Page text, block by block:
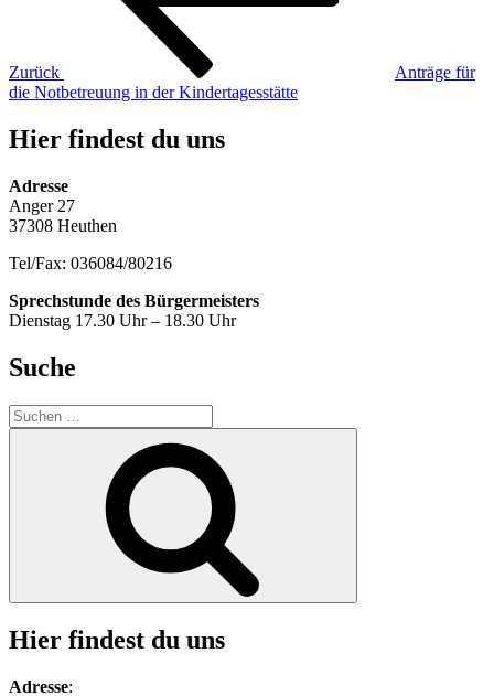
Zurück
Anträge für
die Notbetreuung in der Kindertagesstätte
Hier findest du uns
Adresse
Anger 27
37308 Heuthen
Tel/Fax: 036084/80216
Sprechstunde des Bürgermeisters
Dienstag 17.30 Uhr – 18.30 Uhr
Suche
Suche
nach:
Hier findest du uns
Adresse: